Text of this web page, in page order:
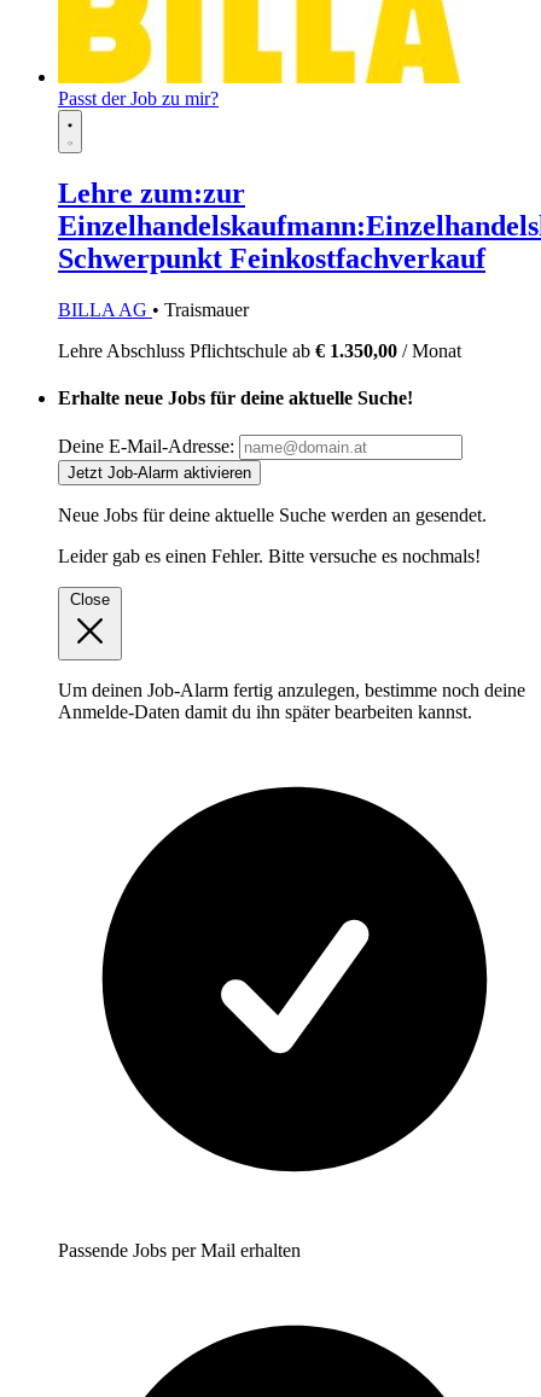
Passt der Job zu mir?
Lehre zum:zur
Schwerpunkt Feinkostfachverkauf
BILLA AG • Traismauer
Lehre Abschluss Pflichtschule ab € 1.350,00 / Monat
Erhalte neue Jobs für deine aktuelle Suche!
Deine E-Mail-Adresse:
Jetzt Job-Alarm aktivieren
Neue Jobs für deine aktuelle Suche werden an gesendet.
Leider gab es einen Fehler. Bitte versuche es nochmals!
Close
Um deinen Job-Alarm fertig anzulegen, bestimme noch deine
Anmelde-Daten damit du ihn später bearbeiten kannst.
Passende Jobs per Mail erhalten